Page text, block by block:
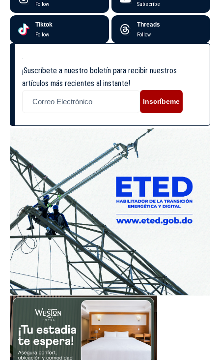
Follow Subscribe
Tiktok
Follow
Threads
Follow
¡Suscríbete a nuestro boletín para recibir nuestros
artículos más recientes al instante!
Inscríbeme